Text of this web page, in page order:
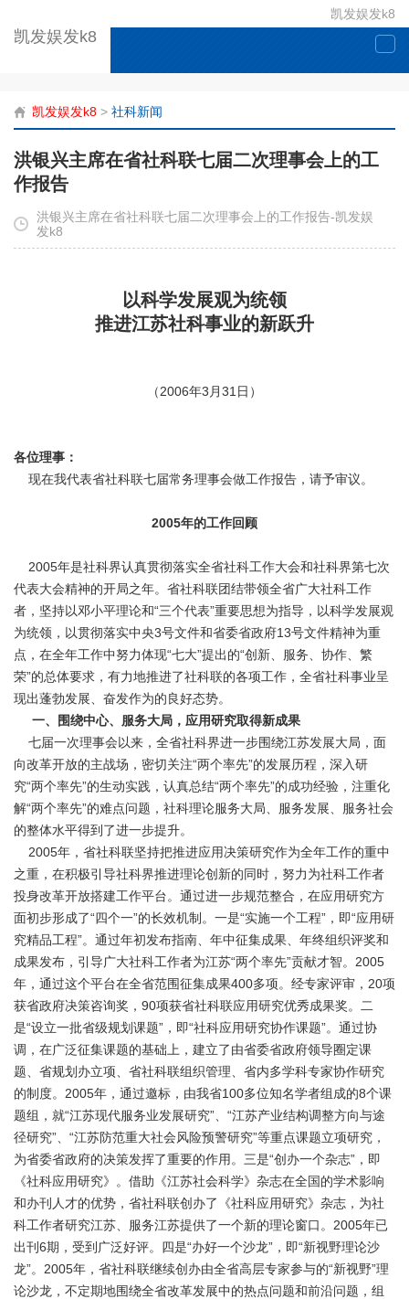
凯发娱发k8
凯发娱发k8
凯发娱发k8 > 社科新闻
洪银兴主席在省社科联七届二次理事会上的工
作报告
洪银兴主席在省社科联七届二次理事会上的工作报告-凯发娱
发k8
以科学发展观为统领
推进江苏社科事业的新跃升
（2006年3月31日）
各位理事：
现在我代表省社科联七届常务理事会做工作报告，请予审议。
2005年的工作回顾
2005年是社科界认真贯彻落实全省社科工作大会和社科界第七次
代表大会精神的开局之年。省社科联团结带领全省广大社科工作
者，坚持以邓小平理论和“三个代表”重要思想为指导，以科学发展观
为统领，以贯彻落实中央3号文件和省委省政府13号文件精神为重
点，在全年工作中努力体现“七大”提出的“创新、服务、协作、繁
荣”的总体要求，有力地推进了社科联的各项工作，全省社科事业呈
现出蓬勃发展、奋发作为的良好态势。
一、围绕中心、服务大局，应用研究取得新成果
七届一次理事会以来，全省社科界进一步围绕江苏发展大局，面
向改革开放的主战场，密切关注“两个率先”的发展历程，深入研
究“两个率先”的生动实践，认真总结“两个率先”的成功经验，注重化
解“两个率先”的难点问题，社科理论服务大局、服务发展、服务社会
的整体水平得到了进一步提升。
2005年，省社科联坚持把推进应用决策研究作为全年工作的重中
之重，在积极引导社科界推进理论创新的同时，努力为社科工作者
投身改革开放搭建工作平台。通过进一步规范整合，在应用研究方
面初步形成了“四个一”的长效机制。一是“实施一个工程”，即“应用研
究精品工程”。通过年初发布指南、年中征集成果、年终组织评奖和
成果发布，引导广大社科工作者为江苏“两个率先”贡献才智。2005
年，通过这个平台在全省范围征集成果400多项。经专家评审，20项
获省政府决策咨询奖，90项获省社科联应用研究优秀成果奖。二
是“设立一批省级规划课题”，即“社科应用研究协作课题”。通过协
调，在广泛征集课题的基础上，建立了由省委省政府领导圈定课
题、省规划办立项、省社科联组织管理、省内多学科专家协作研究
的制度。2005年，通过邀标，由我省100多位知名学者组成的8个课
题组，就“江苏现代服务业发展研究”、“江苏产业结构调整方向与途
径研究”、“江苏防范重大社会风险预警研究”等重点课题立项研究，
为省委省政府的决策发挥了重要的作用。三是“创办一个杂志”，即
《社科应用研究》。借助《江苏社会科学》杂志在全国的学术影响
和办刊人才的优势，省社科联创办了《社科应用研究》杂志，为社
科工作者研究江苏、服务江苏提供了一个新的理论窗口。2005年已
出刊6期，受到广泛好评。四是“办好一个沙龙”，即“新视野理论沙
龙”。2005年，省社科联继续创办由全省高层专家参与的“新视野”理
论沙龙，不定期地围绕全省改革发展中的热点问题和前沿问题，组